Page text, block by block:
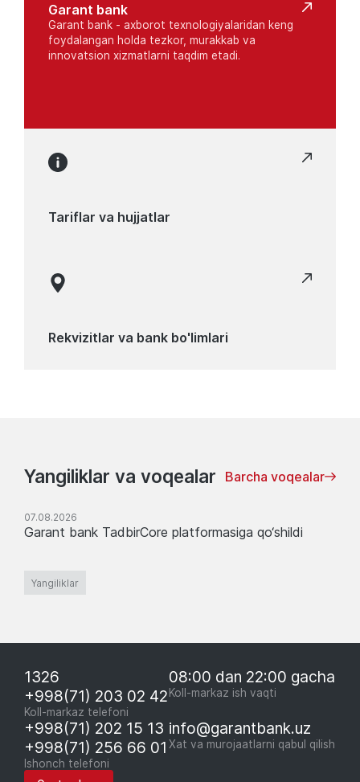
ссылкиGarant bank
Garant bank - axborot texnologiyalaridan keng
foydalangan holda tezkor, murakkab va
innovatsion xizmatlarni taqdim etadi.
Tariflar va hujjatlar
Rekvizitlar va bank bo'limlari
Yangiliklar va voqealar Barcha voqealar
07.08.2026
Garant bank TadbirCore platformasiga qo‘shildi
Yangiliklar
1326
+998(71) 203 02 42
Koll-markaz telefoni
08:00 dan 22:00 gacha
Koll-markaz ish vaqti
+998(71) 202 15 13
+998(71) 256 66 01
Ishonch telefoni
info@garantbank.uz
Xat va murojaatlarni qabul qilish